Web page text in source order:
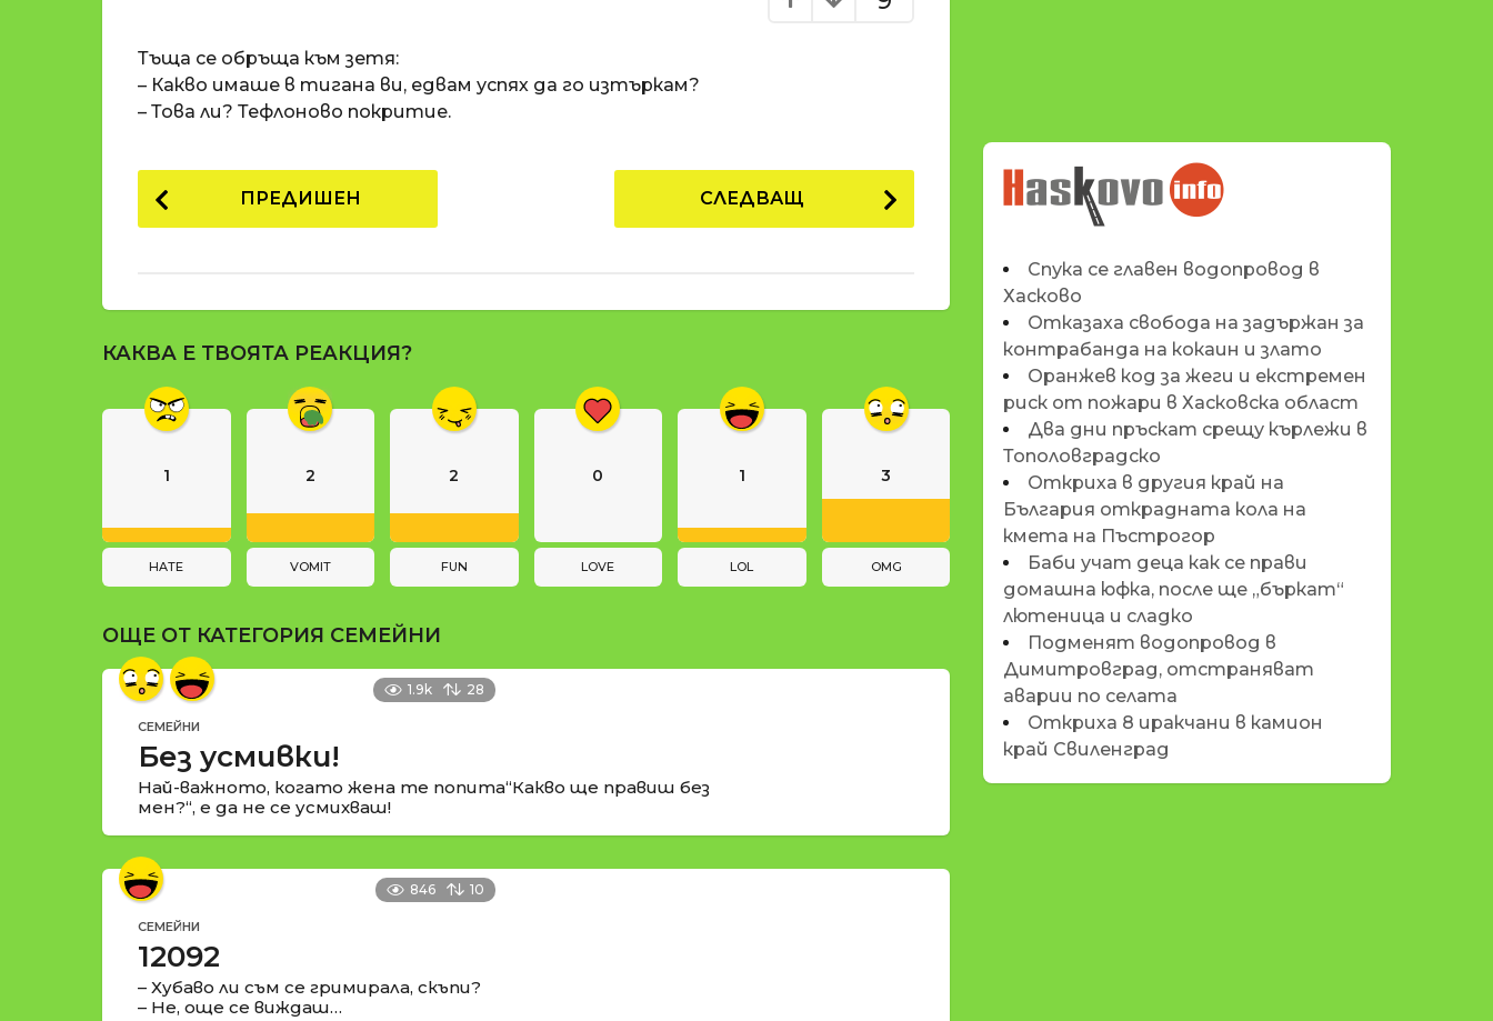
п
г
и
н
п
р
a
t
Тъща се обръща към зетя:
– Какво имаше в тигана ви, едвам успях да го изтъркам?
– Това ли? Тефлоново покритие.
P
o
a
g
t
i
n
ПРЕДИШЕН СЛЕДВАЩ
КАКВА Е ТВОЯТА РЕАКЦИЯ?
1
HATE
2
VOMIT
2
FUN
0
LOVE
1
LOL
3
OMG
ОЩЕ ОТ КАТЕГОРИЯ СЕМЕЙНИ
1.9k 28
СЕМЕЙНИ
Без усмивки!
Най-важното, когато жена те попита“Какво ще правиш без
мен?“, е да не се усмихваш!
846 10
СЕМЕЙНИ
12092
– Хубаво ли съм се гримирала, скъпи?
– Не, още се виждаш…
НОВИНИТЕ НА
HASKOVO.INFO
Спука се главен водопровод в
Хасково
Отказаха свобода на задържан за
контрабанда на кокаин и злато
Оранжев код за жеги и екстремен
риск от пожари в Хасковска област
Два дни пръскат срещу кърлежи в
Тополовградско
Откриха в другия край на
България открадната кола на
кмета на Пъстрогор
Баби учат деца как се прави
домашна юфка, после ще „бъркат“
лютеница и сладко
Подменят водопровод в
Димитровград, отстраняват
аварии по селата
Откриха 8 иракчани в камион
край Свиленград